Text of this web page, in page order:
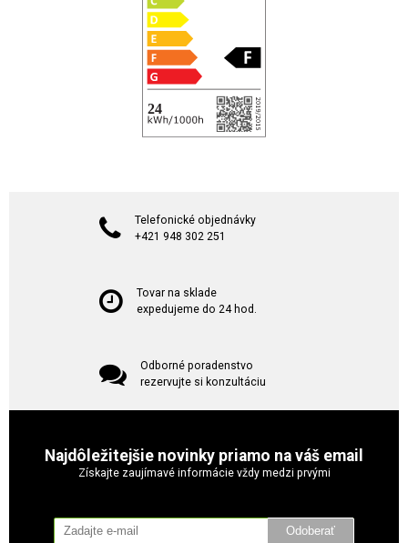
Telefonické objednávky
+421 948 302 251
Tovar na sklade
expedujeme do 24 hod.
Odborné poradenstvo
rezervujte si konzultáciu
Najdôležitejšie novinky priamo na váš email
Získajte zaujímavé informácie vždy medzi prvými
Odoberať